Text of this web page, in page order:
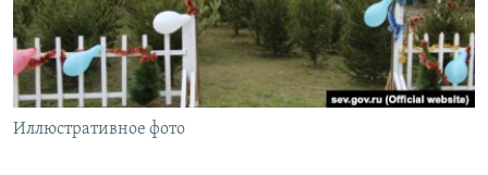
ПОБЕДИТЕЛЕЙ НЕ СУДЯТ?
КРЫМ.НЕПОКОРЕННЫЙ
ELIFBE
УКРАИНСКАЯ ПРОБЛЕМА КРЫМА
ПРИСОЕДИНЯЙТЕСЬ!
Иллюстративное фото